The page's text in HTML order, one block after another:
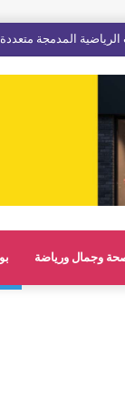
وجمال ورياضة